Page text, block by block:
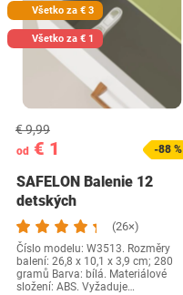
Všetko za € 3
Všetko za € 1
od € 1
€ 9,99
-88 %
SAFELON Balenie 12
detských
bezpečnostných zámkov
skriniek…
(26×)
Číslo modelu: W3513. Rozměry
balení: 26,8 x 10,1 x 3,9 cm; 280
gramů Barva: bílá. Materiálové
složení: ABS. Vyžaduje…